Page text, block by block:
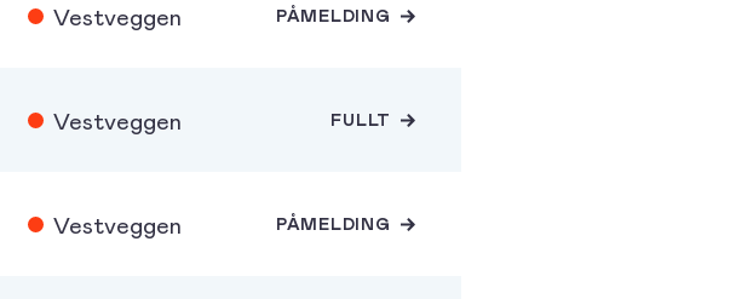
Vestveggen PÅMELDING
Vestveggen FULLT
Vestveggen PÅMELDING